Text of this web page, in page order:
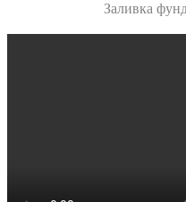
Заливка